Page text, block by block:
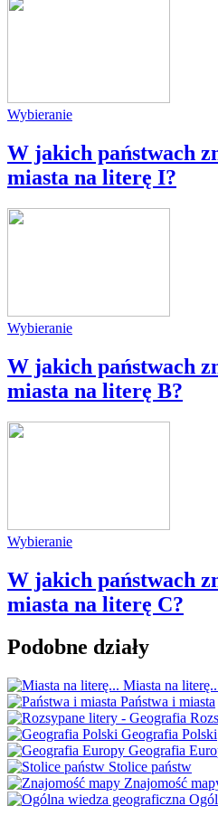
Wybieranie
W jakich państwach
miasta na literę I?
Wybieranie
W jakich państwach
miasta na literę B?
Wybieranie
W jakich państwach
miasta na literę C?
Podobne działy
Miasta na
Państwa i miasta
Geografia Polski
Geografia
Stolice państw
Znajomość